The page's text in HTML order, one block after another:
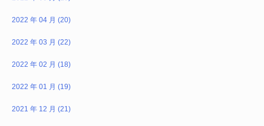
2022 年 04 月 (20)
2022 年 03 月 (22)
2022 年 02 月 (18)
2022 年 01 月 (19)
2021 年 12 月 (21)